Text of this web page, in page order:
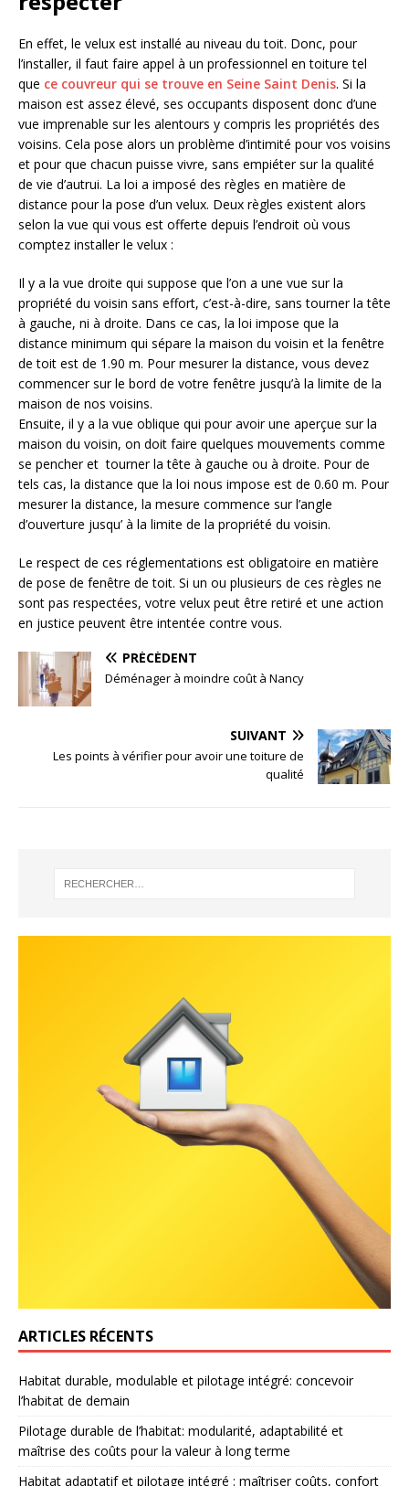
En effet, le velux est installé au niveau du toit. Donc, pour
l’installer, il faut faire appel à un professionnel en toiture tel
que ce couvreur qui se trouve en Seine Saint Denis. Si la
maison est assez élevé, ses occupants disposent donc d’une
vue imprenable sur les alentours y compris les propriétés des
voisins. Cela pose alors un problème d’intimité pour vos voisins
et pour que chacun puisse vivre, sans empiéter sur la qualité
de vie d’autrui. La loi a imposé des règles en matière de
distance pour la pose d’un velux. Deux règles existent alors
selon la vue qui vous est offerte depuis l’endroit où vous
comptez installer le velux :
Il y a la vue droite qui suppose que l’on a une vue sur la
propriété du voisin sans effort, c’est-à-dire, sans tourner la tête
à gauche, ni à droite. Dans ce cas, la loi impose que la
distance minimum qui sépare la maison du voisin et la fenêtre
de toit est de 1.90 m. Pour mesurer la distance, vous devez
commencer sur le bord de votre fenêtre jusqu’à la limite de la
maison de nos voisins.
Ensuite, il y a la vue oblique qui pour avoir une aperçue sur la
maison du voisin, on doit faire quelques mouvements comme
se pencher et tourner la tête à gauche ou à droite. Pour de
tels cas, la distance que la loi nous impose est de 0.60 m. Pour
mesurer la distance, la mesure commence sur l’angle
d’ouverture jusqu’ à la limite de la propriété du voisin.
Le respect de ces réglementations est obligatoire en matière
de pose de fenêtre de toit. Si un ou plusieurs de ces règles ne
sont pas respectées, votre velux peut être retiré et une action
en justice peuvent être intentée contre vous.
PRÉCÉDENT
Déménager à moindre coût à Nancy
SUIVANT
Les points à vérifier pour avoir une toiture de
qualité
ARTICLES RÉCENTS
Habitat durable, modulable et pilotage intégré: concevoir
l’habitat de demain
Pilotage durable de l’habitat: modularité, adaptabilité et
maîtrise des coûts pour la valeur à long terme
Habitat adaptatif et pilotage intégré : maîtriser coûts, confort